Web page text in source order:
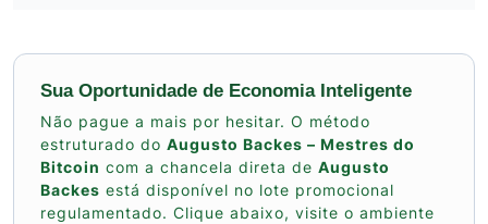
Sua Oportunidade de Economia Inteligente
Não pague a mais por hesitar. O método
estruturado do Augusto Backes – Mestres do
Bitcoin com a chancela direta de Augusto
Backes está disponível no lote promocional
regulamentado. Clique abaixo, visite o ambiente